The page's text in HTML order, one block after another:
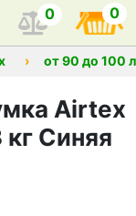
0 0
от 90 до 100
Airtex
кг Синяя